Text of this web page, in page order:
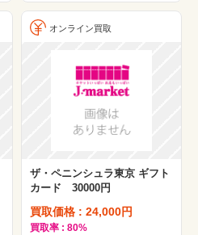
オンライン買取
ザ・ペニンシュラ東京 ギフト
カード 30000円
買取価格 : 24,000円
買取率 : 80%